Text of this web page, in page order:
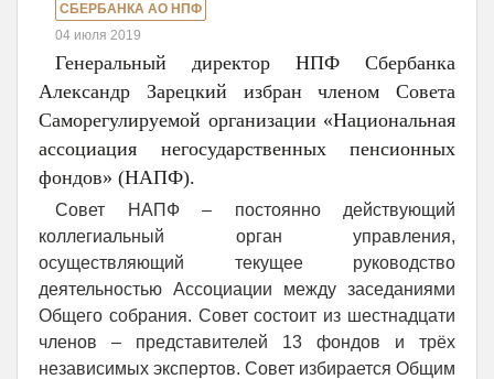
СБЕРБАНКА АО НПФ
04 июля 2019
Генеральный директор НПФ Сбербанка
Александр Зарецкий избран членом Совета
Саморегулируемой организации «Национальная
ассоциация негосударственных пенсионных
фондов» (НАПФ).
Совет НАПФ – постоянно действующий
коллегиальный орган управления,
осуществляющий текущее руководство
деятельностью Ассоциации между заседаниями
Общего собрания. Совет состоит из шестнадцати
членов – представителей 13 фондов и трёх
независимых экспертов. Совет избирается Общим